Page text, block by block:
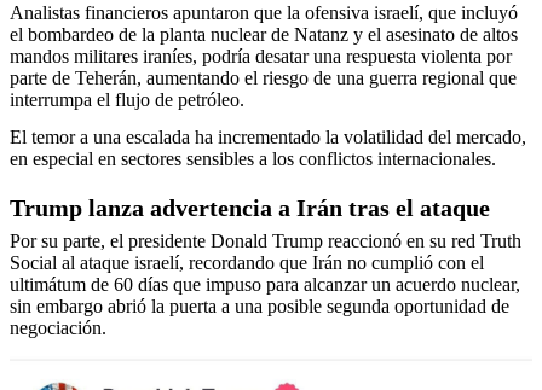
Analistas financieros apuntaron que la ofensiva israelí, que incluyó
el bombardeo de la planta nuclear de Natanz y el asesinato de altos
mandos militares iraníes, podría desatar una respuesta violenta por
parte de Teherán, aumentando el riesgo de una guerra regional que
interrumpa el flujo de petróleo.
El temor a una escalada ha incrementado la volatilidad del mercado,
en especial en sectores sensibles a los conflictos internacionales.
Trump lanza advertencia a Irán tras el ataque
Por su parte, el presidente Donald Trump reaccionó en su red Truth
Social al ataque israelí, recordando que Irán no cumplió con el
ultimátum de 60 días que impuso para alcanzar un acuerdo nuclear,
sin embargo abrió la puerta a una posible segunda oportunidad de
negociación.